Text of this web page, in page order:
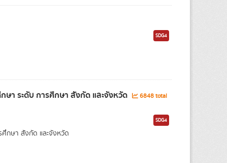
SDG4
ษา ระดับ การศึกษา สังกัด และจังหวัด
6848 total
SDG4
ศึกษา สังกัด และจังหวัด